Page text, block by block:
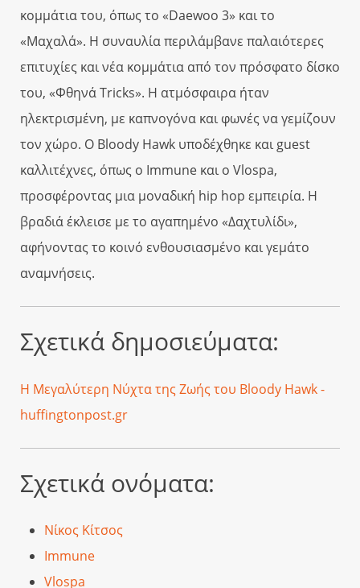
κομμάτια του, όπως το «Daewoo 3» και το
«Μαχαλά». Η συναυλία περιλάμβανε παλαιότερες
επιτυχίες και νέα κομμάτια από τον πρόσφατο δίσκο
του, «Φθηνά Tricks». Η ατμόσφαιρα ήταν
ηλεκτρισμένη, με καπνογόνα και φωνές να γεμίζουν
τον χώρο. Ο Bloody Hawk υποδέχθηκε και guest
καλλιτέχνες, όπως ο Immune και ο Vlospa,
προσφέροντας μια μοναδική hip hop εμπειρία. Η
βραδιά έκλεισε με το αγαπημένο «Δαχτυλίδι»,
αφήνοντας το κοινό ενθουσιασμένο και γεμάτο
αναμνήσεις.
Σχετικά δημοσιεύματα:
Η Μεγαλύτερη Νύχτα της Ζωής του Bloody Hawk -
huffingtonpost.gr
Σχετικά ονόματα:
Νίκος Κίτσος
Immune
Vlospa